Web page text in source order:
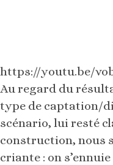
https://youtu.be/
Au regard du
type de captation/
scénario, lui resté
construction, nous
criante : on